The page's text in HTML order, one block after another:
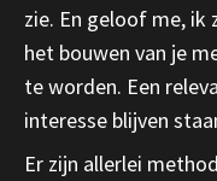
zie. En geloof me, ik
het bouwen van je
te worden. Een
interesse blijven
Er zijn allerlei